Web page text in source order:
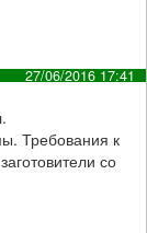
27/06/2016 17:41
Требования к
со